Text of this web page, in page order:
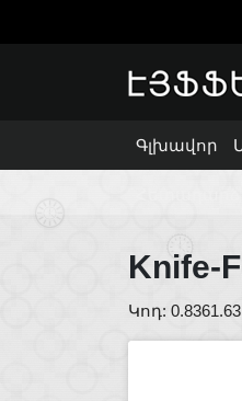
Գլխավոր
Knife-
Կոդ: 0.8361.63